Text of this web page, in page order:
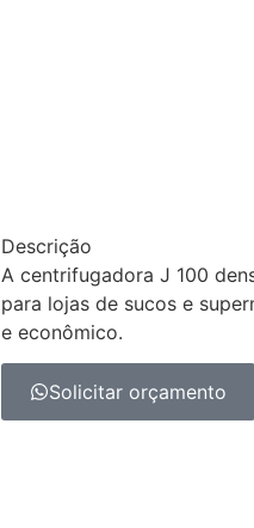
Descrição
A centrifugadora J 100
para lojas de sucos e
e econômico.
Solicitar orçamento